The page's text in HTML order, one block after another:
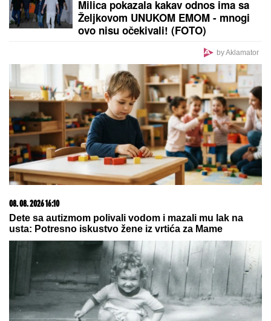
nožem, prevezena u Urgentni centar
Nizala skandale u Zadruzi, bila sa
Filipom Đukićem, pa nestala! Rodila
ćerku i potpuno promenila izgled!
(FOTO)
"ILIJAN UŽIVA KAO PRINC, NE
ISPUŠTAMO GA IZ RUKU"Ceca
Ražnatović o unuku, porodici Gudelj
i Anastasiji: "Odlično se snašla,
nisam je savetovala", spomenula i
novi album posle 10 godina
FIZIČARI POTVRDILI "NEGATIVNO VREME":
Svetlost kroz atome prošla kao da je stigla pre nego
što je krenula